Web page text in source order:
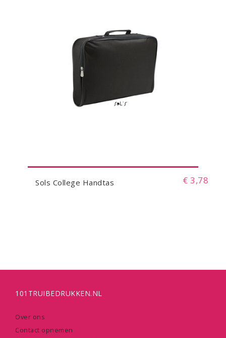
Sols College Handtas € 3,78
101TRUIBEDRUKKEN.NL
Over ons
Contact opnemen